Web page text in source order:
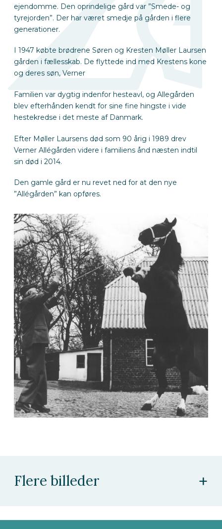
ejendomme. Den oprindelige gård var ”Smede- og
tyrejorden”. Der har været smedje på gården i flere
generationer.
I 1947 købte brødrene Søren og Kresten Møller Laursen
gården i fællesskab. De flyttede ind med Krestens kone
og deres søn, Verner
Familien var dygtig indenfor hesteavl, og Allegården
blev efterhånden kendt for sine fine hingste i vide
hestekredse i det meste af Danmark.
Efter Møller Laursens død som 90 årig i 1989 drev
Verner Allégården videre i familiens ånd næsten indtil
sin død i 2014.
Den gamle gård er nu revet ned for at den nye
”Allégården” kan opføres.
Flere billeder +